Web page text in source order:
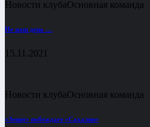
Новости клубаОсновная команда
Не наш день …
15.11.2021
Новости клубаОсновная команда
«Зенит» побеждает «Сахалин»